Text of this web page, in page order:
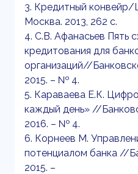
3. Кредитный
Москва. 2013, 262 с.
4. С.В. Афанасьев Пять
кредитования для
организаций//
2015. – № 4.
5. Караваева Е.К.
каждый день» //
2016. – № 4.
6. Корнеев М.
потенциалом банка //
2015. –